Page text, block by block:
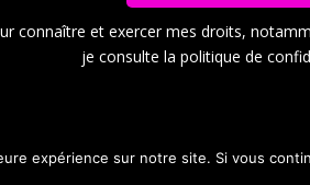
connaître et exercer mes droits,
je consulte la politique de
expérience sur notre site. Si vous